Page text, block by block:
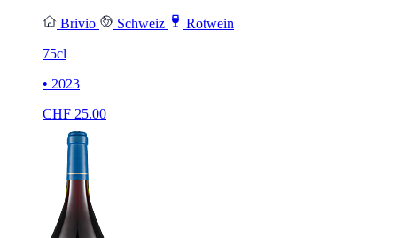
Brivio Schweiz
Rotwein
75cl
• 2023
CHF 25.00